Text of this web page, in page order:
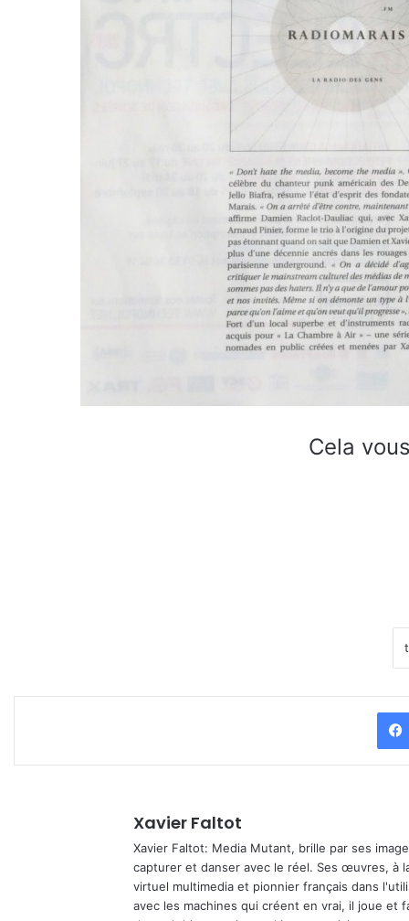
Cela
Xavier Faltot
Xavier Faltot: Media Mutant, brille par ses
capturer et danser avec le réel. Ses œuvres, à
virtuel multimedia et pionnier français dans
avec les machines qui créent en vrai, il joue et